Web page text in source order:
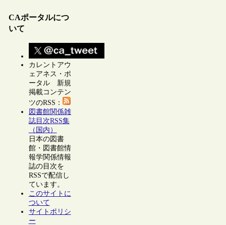
CAポータルにつ
いて
カレントアウ
ェアネス・ポ
ータル 新規
掲載コンテン
ツのRSS：
図書館関係雑
誌目次RSS集
（国内）
日本の図書
館・図書館情
報学関係情報
誌の目次を
RSSで配信し
ています。
このサイトに
ついて
サイトポリシ
ー